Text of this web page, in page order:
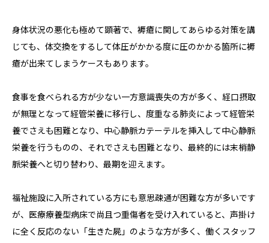
身体状況の悪化も極めて顕著で、褥瘡に関してあらゆる対策を講
じても、体交換をするして体圧がかかる度に圧のかかる箇所に褥
瘡が出来てしまうケースもあります。
食事を食べられる方が少ない一方意識喪失の方が多く、経口摂取
が無理となって経管栄養に移行し、度重なる肺炎によって経管栄
養でさえも困難となり、中心静脈カテーテルを挿入して中心静脈
栄養を行うものの、それでさえも困難となり、最終的には末梢静
脈栄養へと切り替わり、最期を迎えます。
福祉施設に入所されている方にも意思疎通が困難な方が多いです
が、医療療養型病床で尚且つ重傷者を受け入れていると、声掛け
に全く反応のない「生きた屍」のような方が多く、働くスタッフ